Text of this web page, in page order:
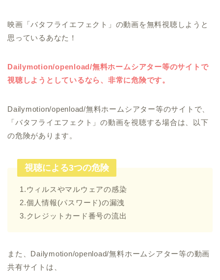
映画「バタフライエフェクト」の動画を無料視聴しようと
思っているあなた！
Dailymotion/openload/無料ホームシアター等のサイトで
視聴しようとしているなら、非常に危険です。
Dailymotion/openload/無料ホームシアター等のサイトで、
「バタフライエフェクト」の動画を視聴する場合は、以下
の危険があります。
視聴による3つの危険
1.ウィルスやマルウェアの感染
2.個人情報(パスワード)の漏洩
3.クレジットカード番号の流出
また、Dailymotion/openload/無料ホームシアター等の動画
共有サイトは、